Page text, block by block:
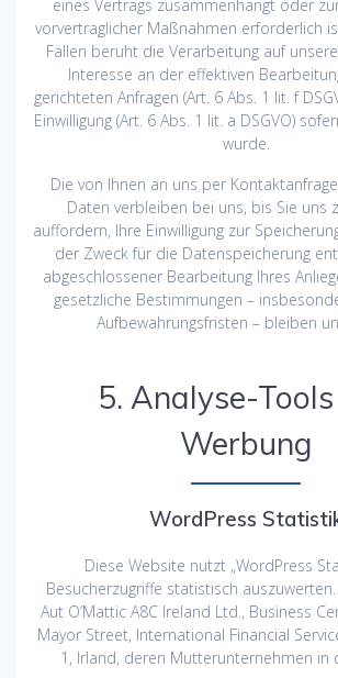
eines Vertrags zusammenhängt oder
vorvertraglicher Maßnahmen erforderlich
Fällen beruht die Verarbeitung auf
Interesse an der effektiven
gerichteten Anfragen (Art. 6 Abs. 1 lit. f
Einwilligung (Art. 6 Abs. 1 lit. a DSGVO)
wurde.
Die von Ihnen an uns per
Daten verbleiben bei uns, bis Sie uns
auffordern, Ihre Einwilligung zur
der Zweck für die Datenspeicherung
abgeschlossener Bearbeitung Ihres
gesetzliche Bestimmungen –
Aufbewahrungsfristen – bleiben
5. Analyse-
Werbung
WordPress
Diese Website nutzt „WordPress
Besucherzugriffe statistisch
Aut O’Mattic A8C Ireland Ltd., Business
Mayor Street, International Financial
1, Irland, deren Mutterunternehmen in